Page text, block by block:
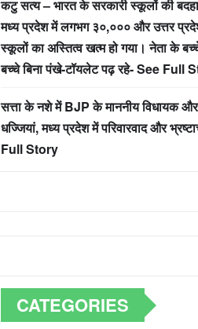
कटु सत्य – भारत के सरकारी स्कूलों की
मध्य प्रदेश में लगभग ३०,००० और उत्तर
स्कूलों का अस्तित्व खत्म हो गया। नेता के बच्चे
बच्चे बिना पंखे-टॉयलेट पढ़ रहे- See Full
सत्ता के नशे में BJP के माननीय विधायक
धज्जियां, मध्य प्रदेश में परिवारवाद और
Full Story
CATEGORIES